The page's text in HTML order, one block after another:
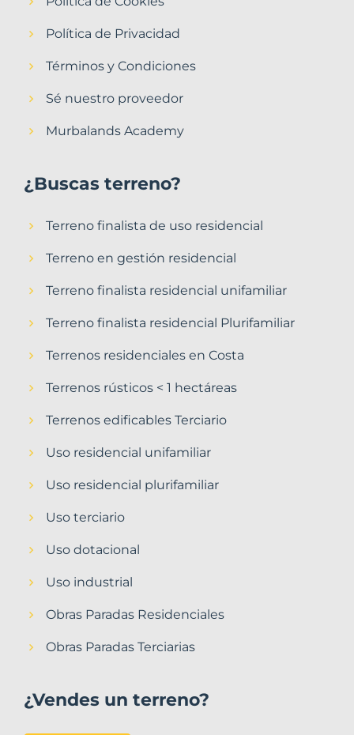
Política de Privacidad
Términos y Condiciones
Sé nuestro proveedor
Murbalands Academy
¿Buscas terreno?
Terreno finalista de uso residencial
Terreno en gestión residencial
Terreno finalista residencial unifamiliar
Terreno finalista residencial Plurifamiliar
Terrenos residenciales en Costa
Terrenos rústicos < 1 hectáreas
Terrenos edificables Terciario
Uso residencial unifamiliar
Uso residencial plurifamiliar
Uso terciario
Uso dotacional
Uso industrial
Obras Paradas Residenciales
Obras Paradas Terciarias
¿Vendes un terreno?